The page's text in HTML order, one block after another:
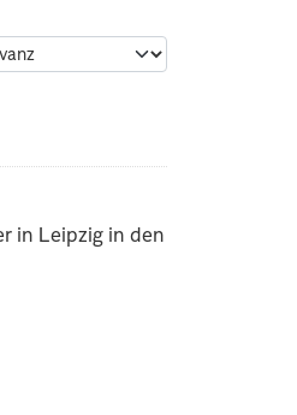
in Leipzig in den